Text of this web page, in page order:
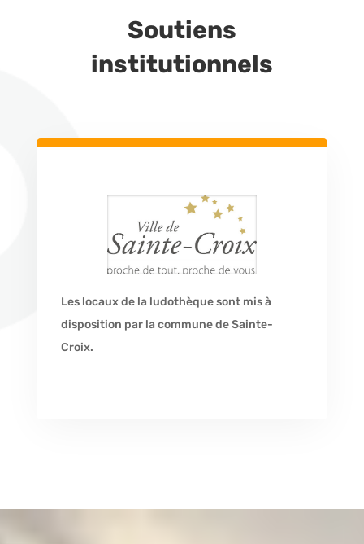
Soutiens
institutionnels
Les locaux de la ludothèque sont mis à
disposition par la commune de Sainte-
Croix.